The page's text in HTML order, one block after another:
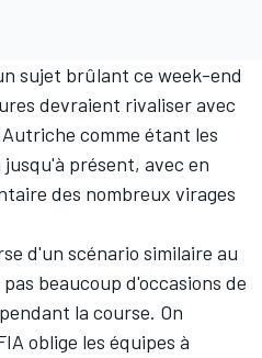
sujet brûlant ce week-end
devraient rivaliser avec
comme étant les
présent, avec en
des nombreux virages
d'un scénario similaire au
beaucoup d'occasions de
la course. On
oblige les équipes à